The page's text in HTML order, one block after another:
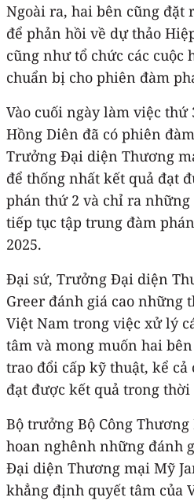
Ngoài ra, hai bên cũng đặt
để phản hồi về dự thảo
cũng như tổ chức các cuộc
chuẩn bị cho phiên đàm
Vào cuối ngày làm việc thứ
Hồng Diên đã có phiên
Trưởng Đại diện Thương
để thống nhất kết quả đạt
phán thứ 2 và chỉ ra
tiếp tục tập trung đàm
2025.
Đại sứ, Trưởng Đại diện
Greer đánh giá cao những
Việt Nam trong việc xử lý
tâm và mong muốn hai
trao đổi cấp kỹ thuật, kể
đạt được kết quả trong
Bộ trưởng Bộ Công
hoan nghênh những đánh
Đại diện Thương mại Mỹ
khẳng định quyết tâm của